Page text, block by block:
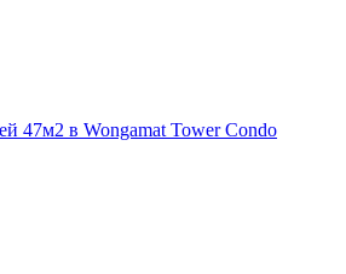
47м2 в Wongamat Tower Condo